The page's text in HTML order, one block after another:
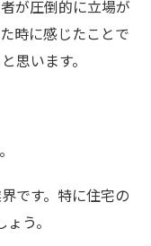
が圧倒的に立場が
時に感じたことで
思います。
です。特に住宅の
う。